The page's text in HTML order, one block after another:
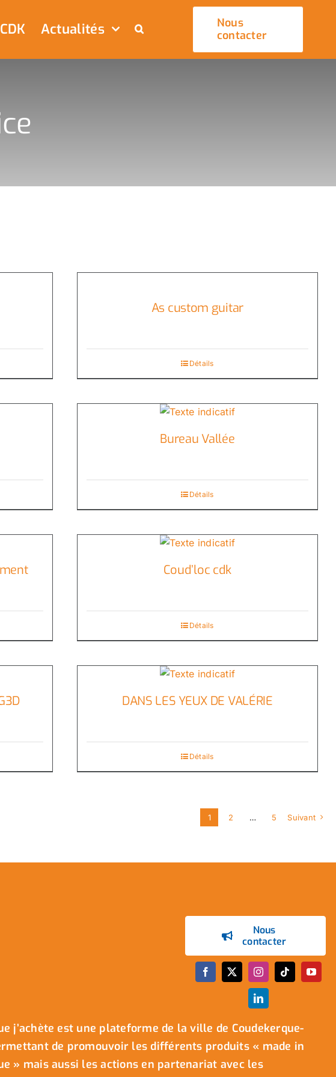
Actualités
Nous
contacter
As custom guitar
Détails
Bureau Vallée
Détails
Coud’loc cdk
Détails
DANS LES YEUX DE VALÉRIE
Détails
1 2 … 5 Suivant
Nous
contacter
j’achète est une plateforme de la ville de Coudekerque-
de promouvoir les différents produits « made in
» mais aussi les actions en partenariat avec les